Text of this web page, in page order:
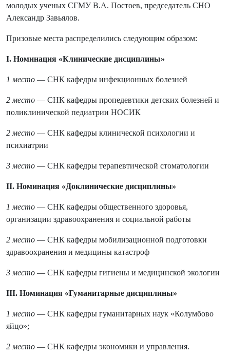
молодых ученых СГМУ В.А. Постоев, председатель СНО
Александр Завьялов.
Призовые места распределились следующим образом:
I. Номинация «Клинические дисциплины»
1 место — СНК кафедры инфекционных болезней
2 место — СНК кафедры пропедевтики детских болезней и
поликлинической педиатрии НОСИК
2 место — СНК кафедры клинической психологии и
психиатрии
3 место — СНК кафедры терапевтической стоматологии
II. Номинация «Доклинические дисциплины»
1 место — СНК кафедры общественного здоровья,
организации здравоохранения и социальной работы
2 место — СНК кафедры мобилизационной подготовки
здравоохранения и медицины катастроф
3 место — СНК кафедры гигиены и медицинской экологии
III. Номинация «Гуманитарные дисциплины»
1 место — СНК кафедры гуманитарных наук «Колумбово
яйцо»;
2 место — СНК кафедры экономики и управления.